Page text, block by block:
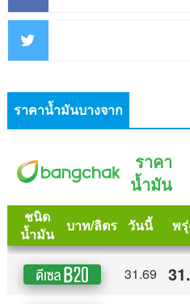
ราคาน้ำมันบางจาก